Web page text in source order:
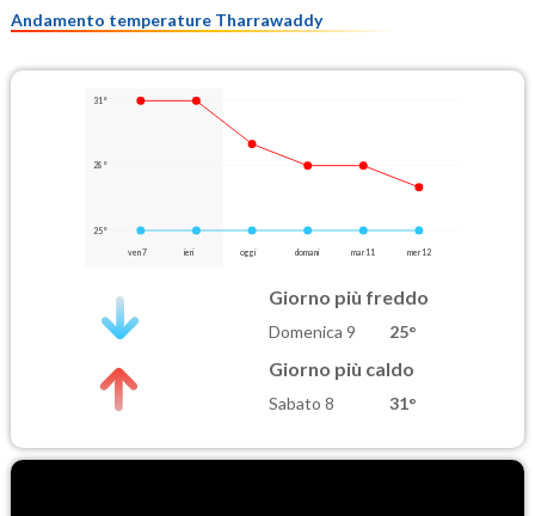
Andamento temperature Tharrawaddy
31°
28°
25°
ven 7 ieri oggi domani mar 11 mer 12
Giorno più freddo
Domenica 9 25°
Giorno più caldo
Sabato 8 31°